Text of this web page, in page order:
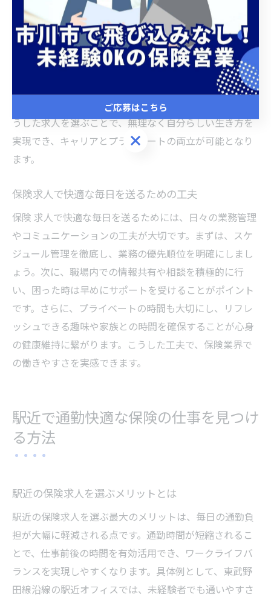
ワークライフバランスを重視する保険 求人は、仕事と生
活の両立を目指す方にとって大きな魅力があります。例
えば、残業が少なく休日取得がしやすい環境や、既存顧
客を中心としたサポート業務が主となる職場では、精神
的な負担も軽減されます。また、福利厚生が充実してい
る企業も多く、安心して長期間働ける点が特長です。こ
うした求人を選ぶことで、無理なく自分らしい生き方を
実現でき、キャリアとプライベートの両立が可能となり
ます。
保険求人で快適な毎日を送るための工夫
保険 求人で快適な毎日を送るためには、日々の業務管理
やコミュニケーションの工夫が大切です。まずは、スケ
ジュール管理を徹底し、業務の優先順位を明確にしまし
ょう。次に、職場内での情報共有や相談を積極的に行
い、困った時は早めにサポートを受けることがポイント
です。さらに、プライベートの時間も大切にし、リフレ
ッシュできる趣味や家族との時間を確保することが心身
の健康維持に繋がります。こうした工夫で、保険業界で
の働きやすさを実感できます。
駅近で通勤快適な保険の仕事を見つけ
る方法
駅近の保険求人を選ぶメリットとは
駅近の保険求人を選ぶ最大のメリットは、毎日の通勤負
担が大幅に軽減される点です。通勤時間が短縮されるこ
とで、仕事前後の時間を有効活用でき、ワークライフバ
ランスを実現しやすくなります。具体例として、東武野
田線沿線の駅近オフィスでは、未経験者でも通いやすさ
ご応募はこちら
ご応募はこちら